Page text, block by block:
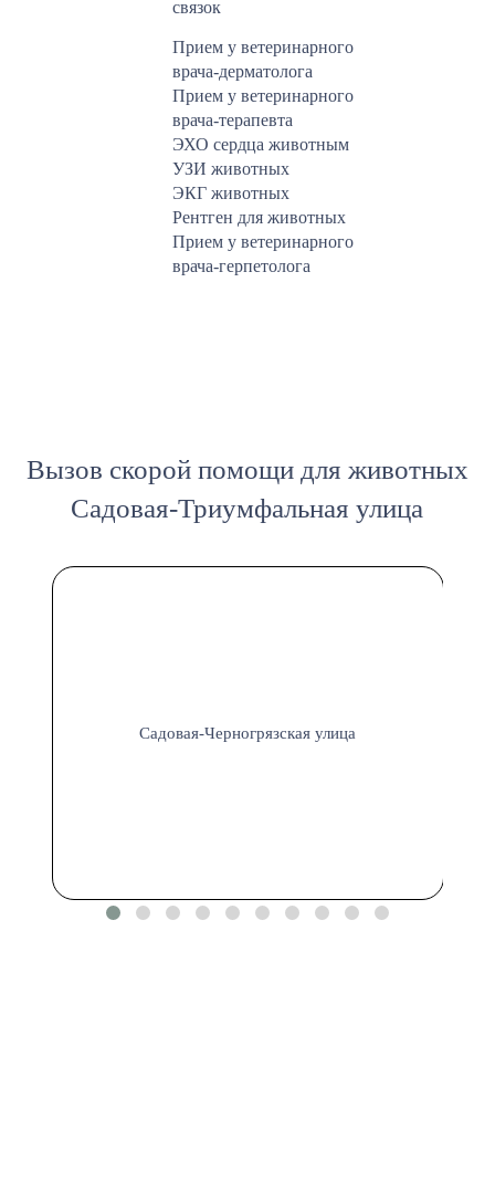
связок
Прием у ветеринарного
врача-дерматолога
Прием у ветеринарного
врача-терапевта
ЭХО сердца животным
УЗИ животных
ЭКГ животных
Рентген для животных
Прием у ветеринарного
врача-герпетолога
Вызов скорой помощи для животных
Садовая-Триумфальная улица
Садовая-Черногрязская улица